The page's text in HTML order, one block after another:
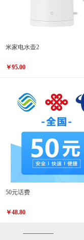
米家电水壶2
￥95.00
50元话费
￥48.80